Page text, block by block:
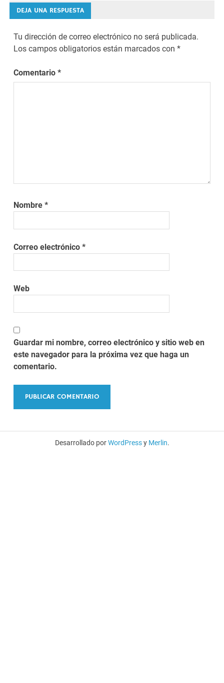
entradas
DEJA UNA RESPUESTA
Tu dirección de correo electrónico no será publicada.
Los campos obligatorios están marcados con*
Comentario*
Nombre*
Correo electrónico*
Web
Guardar mi nombre, correo electrónico y sitio web en
este navegador para la próxima vez que haga un
comentario.
Desarrollado porWordPressy Merlin.